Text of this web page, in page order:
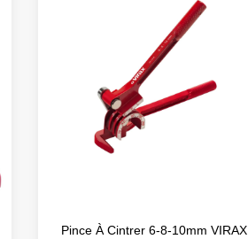
Pince À Cintrer 6-8-10mm VIRAX